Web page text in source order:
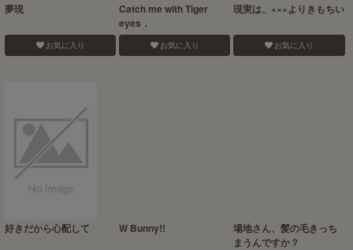
夢現
お気に入り
Catch me with Tiger
eyes．
お気に入り
現実は、×××よりきもちい
お気に入り
好きだから心配して W Bunny!!
場地さん、髪の毛きっち
まうんですか？